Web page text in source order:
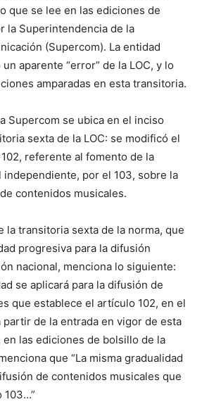
que se lee en las ediciones de
la Superintendencia de la
(Supercom). La entidad
aparente “error” de la LOC, y lo
amparadas en esta transitoria.
Supercom se ubica en el inciso
sexta de la LOC: se modificó el
referente al fomento de la
independiente, por el 103, sobre la
contenidos musicales.
la transitoria sexta de la norma, que
progresiva para la difusión
nacional, menciona lo siguiente:
se aplicará para la difusión de
que establece el artículo 102, en el
partir de la entrada en vigor de esta
en las ediciones de bolsillo de la
que “La misma gradualidad
de contenidos musicales que
103…”